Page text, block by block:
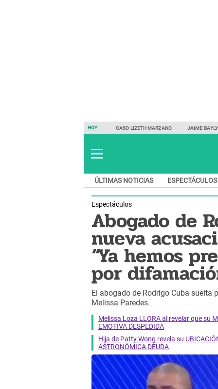
HOY: CASO LIZETH MARZANO JAIME BAYLY
ÚLTIMAS NOTICIAS ESPECTÁCULOS
Espectáculos
Abogado de
nueva
“Ya hemos
por
El abogado de Rodrigo Cuba suelta
Melissa Paredes.
Melissa Loza LLORA al revelar que su
EMOTIVA DESPEDIDA
Hija de Patty Wong revela su
ASTRONÓMICA DEUDA